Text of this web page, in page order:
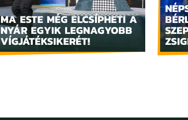
MA ESTE MÉG ELCSÍPHETI A
NYÁR EGYIK LEGNAGYOBB
VÍGJÁTÉKSIKERÉT!